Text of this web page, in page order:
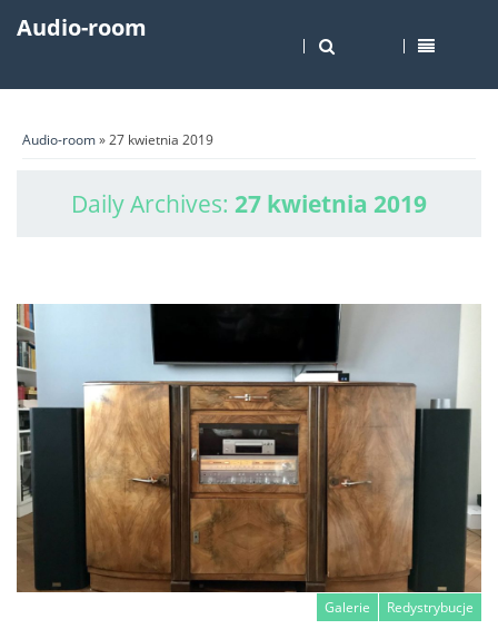
Audio-room
Audio-room» 27 kwietnia 2019
Daily Archives: 27 kwietnia 2019
Galerie Redystrybucje